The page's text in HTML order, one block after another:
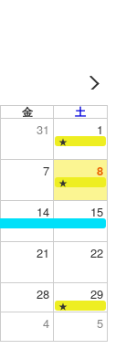
金 土
31 1
★
7 8
★
14 15
21 22
28 29
★
4 5